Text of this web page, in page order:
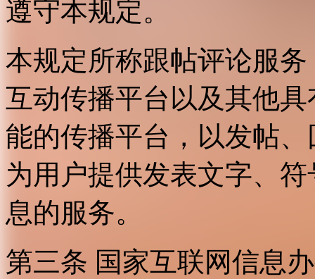
遵守本规定。
本规定所称跟帖评论服
互动传播平台以及其他
能的传播平台，以发帖
为用户提供发表文字、
息的服务。
第三条 国家互联网信息